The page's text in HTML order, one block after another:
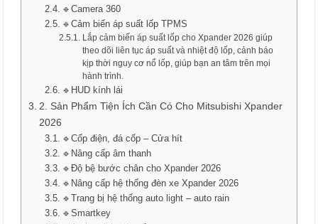
🔹Camera 360
🔹Cảm biến áp suất lốp TPMS
Lắp cảm biến áp suất lốp cho Xpander 2026 giúp
theo dõi liên tục áp suất và nhiệt độ lốp, cảnh báo
kịp thời nguy cơ nổ lốp, giúp bạn an tâm trên mọi
hành trình.
🔹HUD kính lái
2. Sản Phẩm Tiện Ích Cần Có Cho Mitsubishi Xpander
2026
🔹Cốp điện, đá cốp – Cửa hít
🔹Nâng cấp âm thanh
🔹Độ bệ bước chân cho Xpander 2026
🔹Nâng cấp hệ thống đèn xe Xpander 2026
🔹Trang bị hệ thống auto light – auto rain
🔹Smartkey